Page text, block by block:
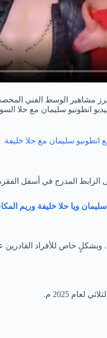
مشاهير الوسط الفني
سليمان مع حلا
انطونيو سليمان مع حلا خليفة
المدرج في أسفل الفقرة
سليمان ويا حلا خليفة وريم
وبشكلٍ خاص للأفراد
2025 م.